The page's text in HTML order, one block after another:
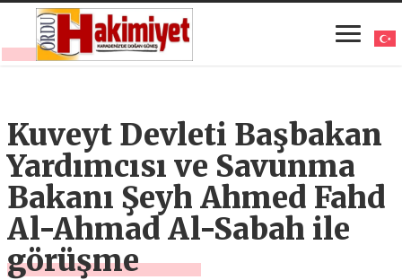
Kuveyt Devleti Başbakan
Yardımcısı ve Savunma
Bakanı Şeyh Ahmed Fahd
Al-Ahmad Al-Sabah ile
görüşme